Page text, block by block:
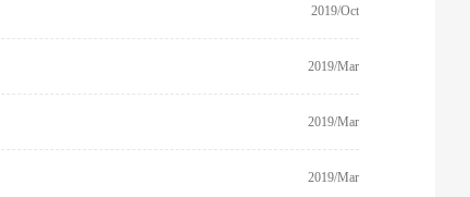
2019/Oct
2019/Mar
2019/Mar
2019/Mar